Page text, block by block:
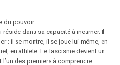
du pouvoir
dans sa capacité à incarner. Il
: il se montre, il se joue lui-même, en
en athlète. Le fascisme devient un
l’un des premiers à comprendre